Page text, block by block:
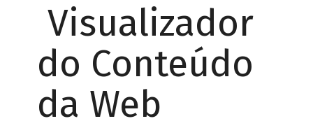
Visualizador
do Conteúdo
da Web